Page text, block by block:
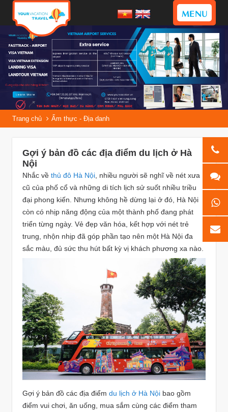
MENU
Trang chủ Ẩm thực - Địa danh
Gợi ý bản đồ các địa điểm du lịch ở Hà
Nội
Nhắc về thủ đô Hà Nội , nhiều người sẽ nghĩ về nét xưa
cũ của phố cổ và những di tích lịch sử suốt nhiều triều
đại phong kiến. Nhưng không hề dừng lại ở đó, Hà Nội
còn có nhịp năng động của một thành phố đang phát
triển từng ngày. Vẻ đẹp văn hóa, kết hợp với nét trẻ
trung, nhộn nhịp đã góp phần tạo nên một Hà Nội đa
sắc màu, đủ sức thu hút bất kỳ vị khách phương xa nào.
Gợi ý bản đồ các địa điểm du lịch ở Hà Nội bao gồm
điểm vui chơi, ăn uống, mua sắm cùng các điểm tham